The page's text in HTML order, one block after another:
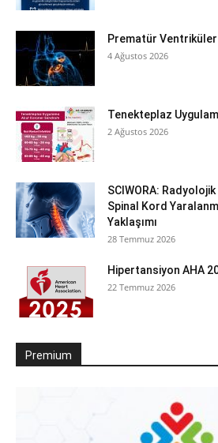
Prematür Ventriküler
4 Ağustos 2026
Tenekteplaz
2 Ağustos 2026
SCIWORA:
Spinal Kord
Yaklaşımı
28 Temmuz 2026
Hipertansiyon AHA
22 Temmuz 2026
Premium